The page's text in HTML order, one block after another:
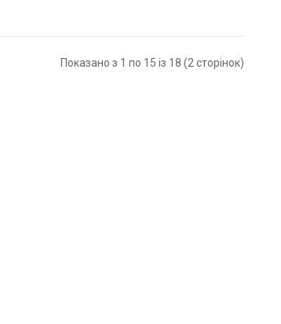
Показано з 1 по 15 із 18 (2 сторінок)